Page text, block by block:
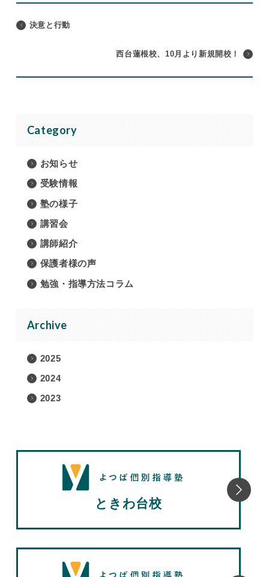
決意と行動
西台蓮根校、10月より新規開校！
Category
お知らせ
受験情報
塾の様子
講習会
講師紹介
保護者様の声
勉強・指導方法コラム
Archive
2025
2024
2023
ときわ台校